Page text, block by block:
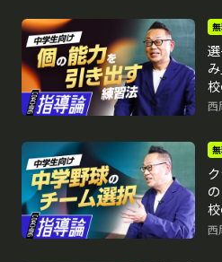
再生中
西
西